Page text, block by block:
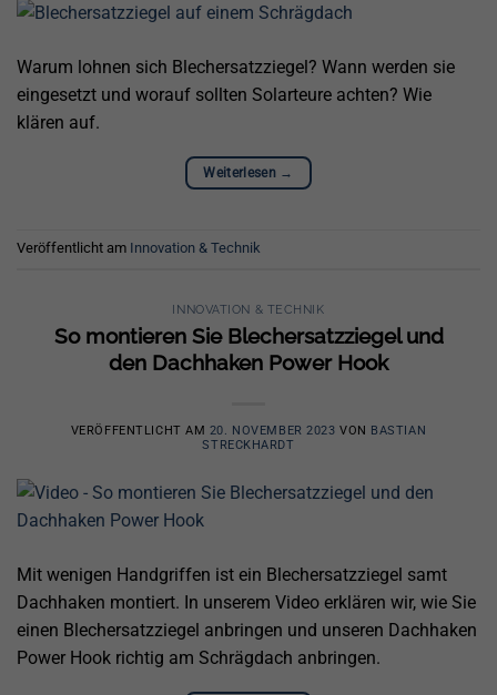
Warum lohnen sich Blechersatzziegel? Wann werden sie
eingesetzt und worauf sollten Solarteure achten? Wie
klären auf.
Weiterlesen →
Veröffentlicht am Innovation & Technik
INNOVATION & TECHNIK
So montieren Sie Blechersatzziegel und
den Dachhaken Power Hook
VERÖFFENTLICHT AM 20. NOVEMBER 2023 VON BASTIAN
STRECKHARDT
Mit wenigen Handgriffen ist ein Blechersatzziegel samt
Dachhaken montiert. In unserem Video erklären wir, wie Sie
einen Blechersatzziegel anbringen und unseren Dachhaken
Power Hook richtig am Schrägdach anbringen.